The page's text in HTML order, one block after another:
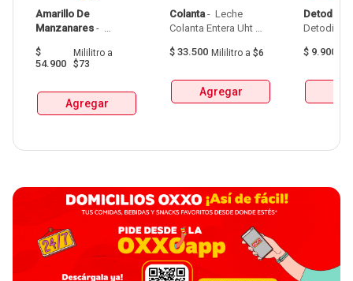
Amarillo De
Manzanares -
De Manzanares
$
54.900
Mililitroa
$73
Agregar
Colanta - Leche
Colanta Entera Uht
$ 33.500 Mililitro a $6
Agregar
Detodito
$ 9.900